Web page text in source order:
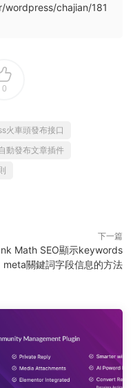
chajian/181
0
火車頭發布接口
動發布文章插件
下一篇
Math SEO顯示keywords
meta關鍵詞字段信息的方法